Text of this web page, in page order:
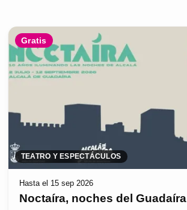
Gratis
TEATRO Y ESPECTÁCULOS
Hasta el 15 sep 2026
Noctaíra, noches del Guadaíra